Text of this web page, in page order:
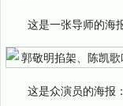
这是一张导师的海
这是众演员的海报：